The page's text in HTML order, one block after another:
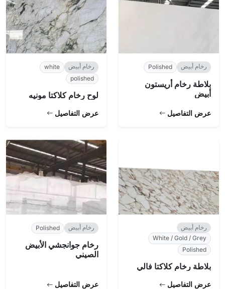
رخام أبيض Polished
بلاطة رخام أريستون
أبيض
عرض التفاصيل
رخام أبيض
white
polished
لوح رخام كلاكتا مونيه
عرض التفاصيل
رخام أبيض
White / Gold / Grey
Polished
بلاطة رخام كلاكتا فالي
عرض التفاصيل
رخام أبيض Polished
رخام جوانجشي الأبيض
الصيني
عرض التفاصيل